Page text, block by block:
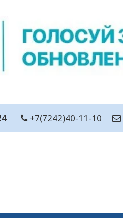
+7(7242)40-11-10